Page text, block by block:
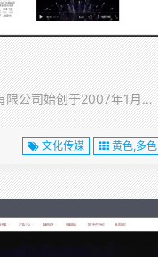
山东华韵文化传播集团有限公司始创于2007年1月，注册资本1···
文化传媒 黄色,多色